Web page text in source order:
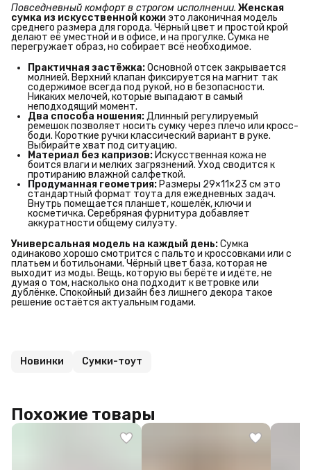
Повседневный комфорт в строгом исполнении. Женская
сумка из искусственной кожиэто лаконичная модель
среднего размера для города. Чёрный цвет и простой крой
делают её уместной и в офисе, и на прогулке. Сумка не
перегружает образ, но собирает всё необходимое.
Практичная застёжка:Основной отсек закрывается
молнией. Верхний клапан фиксируется на магнит так
содержимое всегда под рукой, но в безопасности.
Никаких мелочей, которые выпадают в самый
неподходящий момент.
Два способа ношения:Длинный регулируемый
ремешок позволяет носить сумку через плечо или кросс-
боди. Короткие ручки классический вариант в руке.
Выбирайте хват под ситуацию.
Материал без капризов: Искусственная кожа не
боится влаги и мелких загрязнений. Уход сводится к
протиранию влажной салфеткой.
Продуманная геометрия: Размеры 29×11×23 см это
стандартный формат тоута для ежедневных задач.
Внутрь помещается планшет, кошелёк, ключи и
косметичка. Серебряная фурнитура добавляет
аккуратности общему силуэту.
Универсальная модель на каждый день:Сумка
одинаково хорошо смотрится с пальто и кроссовками или с
платьем и ботильонами. Чёрный цвет база, которая не
выходит из моды. Вещь, которую вы берёте и идёте, не
думая о том, насколько она подходит к ветровке или
дублёнке. Спокойный дизайн без лишнего декора такое
решение остаётся актуальным годами.
Новинки Сумки-тоут
Похожие товары